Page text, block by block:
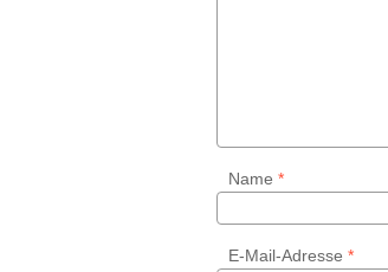
Name *
E-Mail-Adresse *